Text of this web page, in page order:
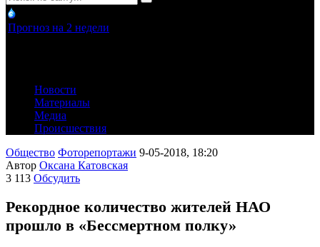
Прогноз на 2 недели
Новости
Материалы
Медиа
Происшествия
Общество Фоторепортажи 9-05-2018, 18:20
Автор Оксана Катовская
3 113 Обсудить
Рекордное количество жителей НАО
прошло в «Бессмертном полку»